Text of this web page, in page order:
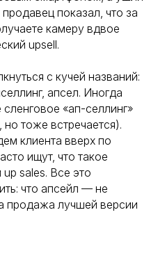
показал, что за
камеру вдвое
upsell.
с кучей названий:
апсел. Иногда
«ап-селлинг»
тоже встречается).
клиента вверх по
ищут, что такое
up sales. Все это
что апсейл — не
продажа лучшей версии